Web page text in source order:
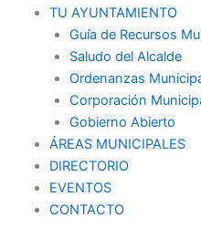
TU AYUNTAMIENTO
Guía de Recursos
Saludo del Alcalde
Ordenanzas
Corporación
Gobierno Abierto
ÁREAS MUNICIPALES
DIRECTORIO
EVENTOS
CONTACTO